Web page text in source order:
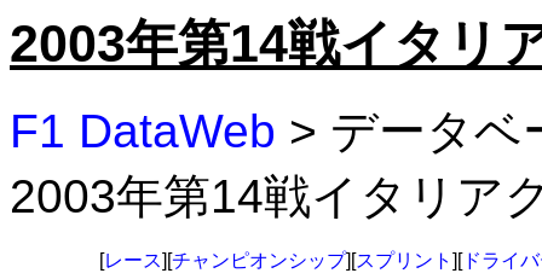
2003年第14戦イタリ
F1 DataWeb > データ
2003年第14戦イタリア
[レース][チャンピオンシップ][スプリント ][ドライ